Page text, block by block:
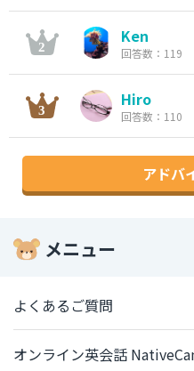
Ken
回答数：119
Hiro
回答数：110
アドバ
メニュー
よくあるご質問
オンライン英会話